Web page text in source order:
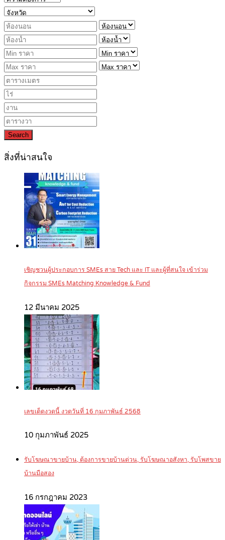
Search
สิ่งที่น่าสนใจ
เชิญชวนผู้ประกอบการ SMEs สาย Tech และ IT และผู้ที่สนใจ เข้าร่วม
กิจกรรม SMEs Matching Knowledge & Fund
12 มีนาคม 2025
เลขเด็ดงวดนี้ งวดวันที่ 16 กุมภาพันธ์ 2568
10 กุมภาพันธ์ 2025
รับโฆษณาขายบ้าน, ต้องการขายบ้านด่วน, รับโฆษณาอสังหา, รับโพสขาย
บ้านมือสอง
16 กรกฎาคม 2023